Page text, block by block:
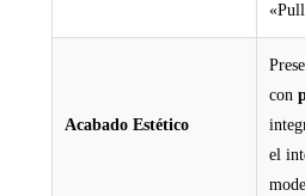
Acabado Estético
con
el